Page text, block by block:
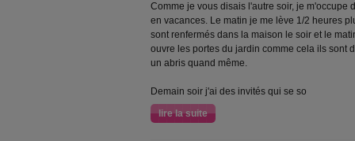
Comme je vous disais l'autre soir, je m'occupe
en vacances. Le matin je me lève 1/2 heures
sont renfermés dans la maison le soir et le
ouvre les portes du jardin comme cela ils sont
un abris quand même.
Demain soir j'ai des invités qui se so
lire la suite